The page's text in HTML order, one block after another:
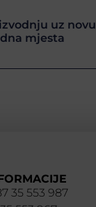
uz novu
mjesta
35 553 987